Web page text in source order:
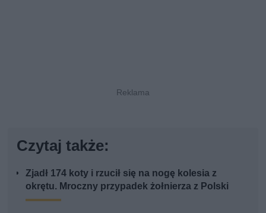
Czytaj także:
Zjadł 174 koty i rzucił się na nogę kolesia z
okrętu. Mroczny przypadek żołnierza z Polski